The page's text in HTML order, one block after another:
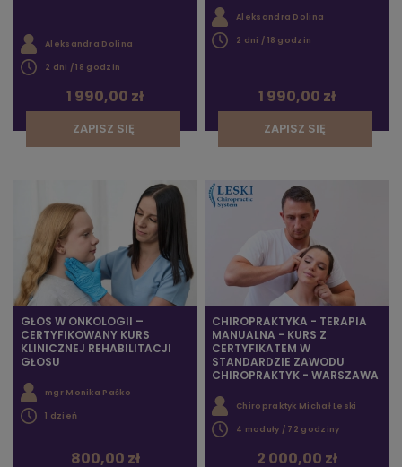
Aleksandra Dolina
2 dni / 18 godzin
1 990,00 zł
ZAPISZ SIĘ
Aleksandra Dolina
2 dni / 18 godzin
1 990,00 zł
ZAPISZ SIĘ
GŁOS W ONKOLOGII –
CERTYFIKOWANY KURS
KLINICZNEJ REHABILITACJI
GŁOSU
mgr Monika Paśko
1 dzień
800,00 zł
CHIROPRAKTYKA - TERAPIA
MANUALNA - KURS Z
CERTYFIKATEM W
STANDARDZIE ZAWODU
CHIROPRAKTYK - WARSZAWA
Chiropraktyk Michał Leski
4 moduły / 72 godziny
2 000,00 zł